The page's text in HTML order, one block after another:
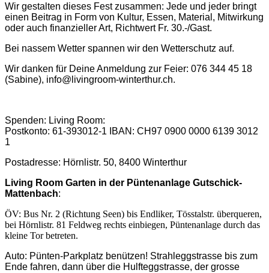
Wir gestalten dieses Fest zusammen: Jede und jeder bringt
einen Beitrag in Form von Kultur, Essen, Material, Mitwirkung
oder auch finanzieller Art, Richtwert Fr. 30.-/Gast.
Bei nassem Wetter spannen wir den Wetterschutz auf.
Wir danken für Deine Anmeldung zur Feier: 076 344 45 18
(Sabine), info@livingroom-winterthur.ch.
Spenden: Living Room:
Postkonto: 61-393012-1 IBAN: CH97 0900 0000 6139 3012
1
Postadresse: Hörnlistr. 50, 8400 Winterthur
Living Room Garten in der Püntenanlage Gutschick-
Mattenbach:
ÖV: Bus Nr. 2 (Richtung Seen) bis Endliker, Tösstalstr. überqueren,
bei Hörnlistr. 81 Feldweg rechts einbiegen, Püntenanlage durch das
kleine Tor betreten.
Auto: Pünten-Parkplatz benützen! Strahleggstrasse bis zum
Ende fahren, dann über die Hulfteggstrasse, der grosse